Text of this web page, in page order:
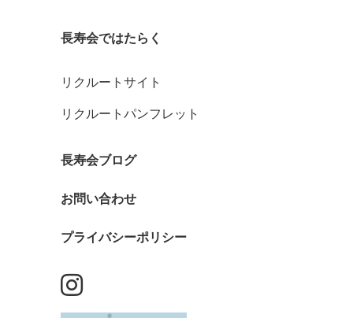
長寿会ではたらく
リクルートサイト
リクルートパンフレット
長寿会ブログ
お問い合わせ
プライバシーポリシー